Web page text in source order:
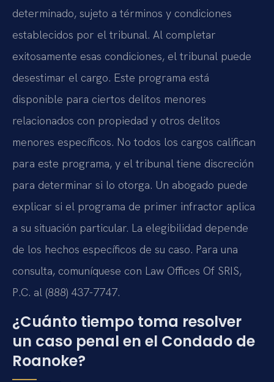
determinado, sujeto a términos y condiciones
establecidos por el tribunal. Al completar
exitosamente esas condiciones, el tribunal puede
desestimar el cargo. Este programa está
disponible para ciertos delitos menores
relacionados con propiedad y otros delitos
menores específicos. No todos los cargos califican
para este programa, y el tribunal tiene discreción
para determinar si lo otorga. Un abogado puede
explicar si el programa de primer infractor aplica
a su situación particular. La elegibilidad depende
de los hechos específicos de su caso. Para una
consulta, comuníquese con Law Offices Of SRIS,
P.C. al (888) 437-7747.
¿Cuánto tiempo toma resolver
un caso penal en el Condado de
Roanoke?